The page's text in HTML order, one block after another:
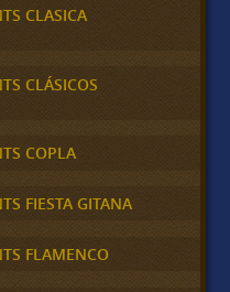
CLASICA
CLÁSICOS
COPLA
FIESTA GITANA
FLAMENCO